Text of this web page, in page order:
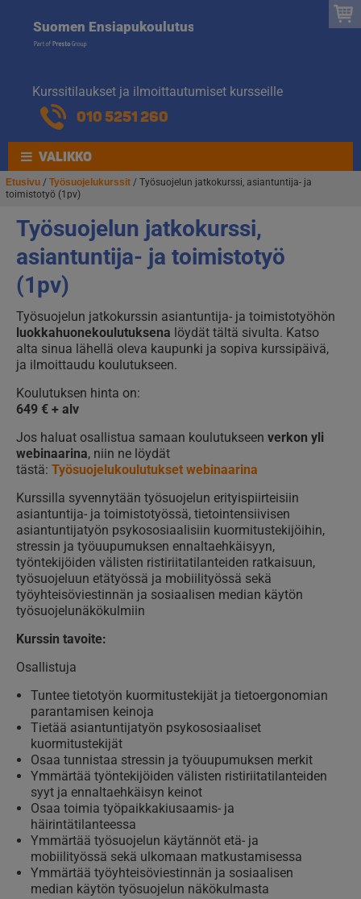
navigointiin
sisältöön
Suomen EnsiapukoulutusSuomen
Kurssitilaukset ja ilmoittautumiset kursseille
010 5251 260
VALIKKO
Etusivu / Työsuojelukurssit / Työsuojelun jatkokurssi, asiantuntija- ja
toimistotyö (1pv)
Työsuojelun jatkokurssi,
asiantuntija- ja toimistotyö
(1pv)
Työsuojelun jatkokurssin asiantuntija- ja toimistotyöhön
luokkahuonekoulutuksena löydät tältä sivulta. Katso
alta sinua lähellä oleva kaupunki ja sopiva kurssipäivä,
ja ilmoittaudu koulutukseen.
Koulutuksen hinta on:
649 € + alv
Jos haluat osallistua samaan koulutukseen verkon yli
webinaarina, niin ne löydät
tästä: Työsuojelukoulutukset webinaarina
Kurssilla syvennytään työsuojelun erityispiirteisiin
asiantuntija- ja toimistotyössä, tietointensiivisen
asiantuntijatyön psykososiaalisiin kuormitustekijöihin,
stressin ja työuupumuksen ennaltaehkäisyyn,
työntekijöiden välisten ristiriitatilanteiden ratkaisuun,
työsuojeluun etätyössä ja mobiilityössä sekä
työyhteisöviestinnän ja sosiaalisen median käytön
työsuojelunäkökulmiin
Kurssin tavoite:
Osallistuja
Tuntee tietotyön kuormitustekijät ja tietoergonomian
parantamisen keinoja
Tietää asiantuntijatyön psykososiaaliset
kuormitustekijät
Osaa tunnistaa stressin ja työuupumuksen merkit
Ymmärtää työntekijöiden välisten ristiriitatilanteiden
syyt ja ennaltaehkäisyn keinot
Osaa toimia työpaikkakiusaamis- ja
häirintätilanteessa
Ymmärtää työsuojelun käytännöt etä- ja
mobiilityössä sekä ulkomaan matkustamisessa
Ymmärtää työyhteisöviestinnän ja sosiaalisen
median käytön työsuojelun näkökulmasta